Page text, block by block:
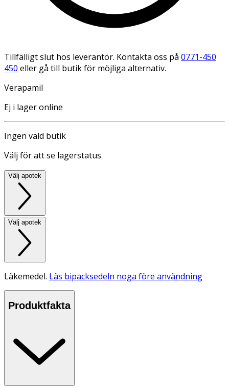
Tillfälligt slut hos leverantör. Kontakta oss på 0771-450
450 eller gå till butik för möjliga alternativ.
Verapamil
Ej i lager online
Ingen vald butik
Välj för att se lagerstatus
Välj apotek
Välj apotek
Läkemedel. Läs bipacksedeln noga före användning
Produktfakta